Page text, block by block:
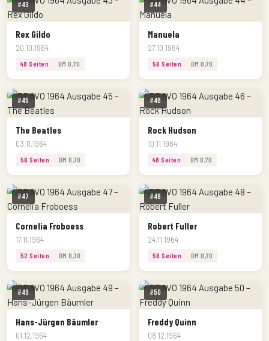
#43
Rex Gildo
20.10.1964
48 Seiten DM 0,70
#44
Manuela
27.10.1964
56 Seiten DM 0,70
#45
The Beatles
03.11.1964
56 Seiten DM 0,70
#46
Rock Hudson
10.11.1964
48 Seiten DM 0,70
#47
Cornelia Froboess
17.11.1964
52 Seiten DM 0,70
#48
Robert Fuller
24.11.1964
56 Seiten DM 0,70
#49
Hans-Jürgen Bäumler
01.12.1964
#50
Freddy Quinn
08.12.1964